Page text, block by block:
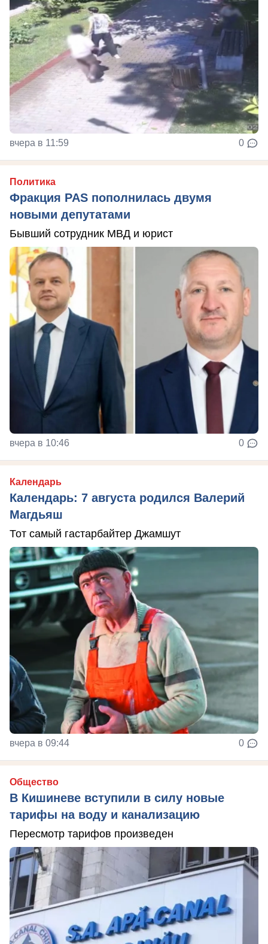
вчера в 11:59 0
Политика
Фракция PAS пополнилась двумя
новыми депутатами
Бывший сотрудник МВД и юрист
вчера в 10:46 0
Календарь
Календарь: 7 августа родился Валерий
Магдьяш
Тот самый гастарбайтер Джамшут
вчера в 09:44 0
Общество
В Кишиневе вступили в силу новые
тарифы на воду и канализацию
Пересмотр тарифов произведен